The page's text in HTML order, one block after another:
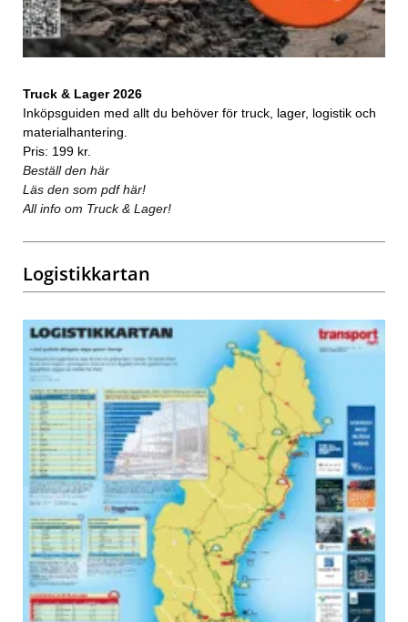
Truck & Lager 2026
Inköpsguiden med allt du behöver för truck, lager, logistik och
materialhantering.
Pris: 199 kr.
Beställ den här
Läs den som pdf här!
All info om Truck & Lager!
Logistikkartan